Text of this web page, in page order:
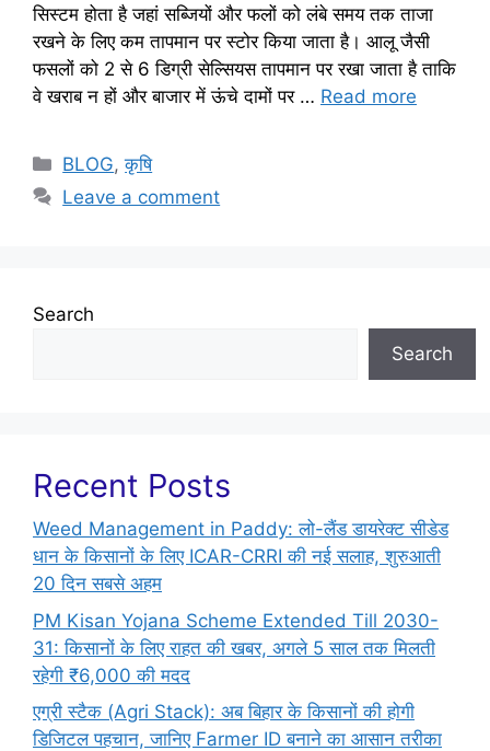
सिस्टम होता है जहां सब्जियों और फलों को लंबे समय तक ताजा
रखने के लिए कम तापमान पर स्टोर किया जाता है। आलू जैसी
फसलों को 2 से 6 डिग्री सेल्सियस तापमान पर रखा जाता है ताकि
वे खराब न हों और बाजार में ऊंचे दामों पर … Read more
BLOG,कृषि
Leave a comment
Search
Search
Recent Posts
Weed Management in Paddy: लो-लैंड डायरेक्ट सीडेड
धान के किसानों के लिए ICAR-CRRI की नई सलाह, शुरुआती
20 दिन सबसे अहम
PM Kisan Yojana Scheme Extended Till 2030-
31: किसानों के लिए राहत की खबर, अगले 5 साल तक मिलती
रहेगी ₹6,000 की मदद
एग्री स्टैक (Agri Stack): अब बिहार के किसानों की होगी
डिजिटल पहचान, जानिए Farmer ID बनाने का आसान तरीका